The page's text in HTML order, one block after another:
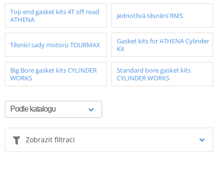
Top end gasket kits 4T off road
ATHENA
Jednotlivá těsnění RMS
Těsnící sady motoru TOURMAX
Gasket kits for ATHENA Cylinder
Kit
Big Bore gasket kits CYLINDER
WORKS
Standard bore gasket kits
CYLINDER WORKS
Zobrazit filtraci